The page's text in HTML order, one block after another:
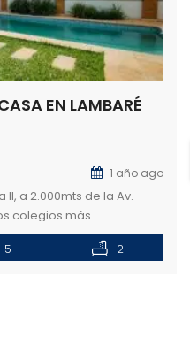
EN LAMBARÉ
1 año ago
II, a 2.000mts de la Av.
colegios más
y centros
Baja: Sala principal y
5 2